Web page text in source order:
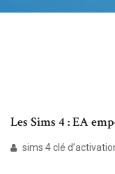
Les Sims 4 : EA
sims 4 clé